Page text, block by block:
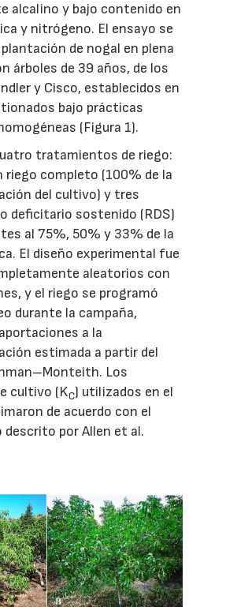
alcalino y bajo contenido en
y nitrógeno. El ensayo se
de nogal en plena
árboles de 39 años, de los
y Cisco, establecidos en
bajo prácticas
(Figura 1).
tratamientos de riego:
riego completo (100% de la
del cultivo) y tres
deficitario sostenido (RDS)
al 75%, 50% y 33% de la
El diseño experimental fue
aleatorios con
y el riego se programó
durante la campaña,
a la
estimada a partir del
Los
cultivo (KC) utilizados en el
de acuerdo con el
por Allen et al.